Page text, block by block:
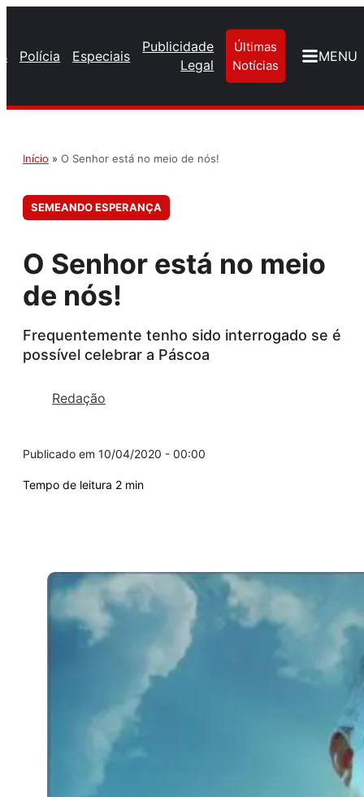
Polícia Especiais
Publicidade
Legal
Últimas
Notícias
MENU
Início » O Senhor está no meio de nós!
SEMEANDO ESPERANÇA
O Senhor está no meio
de nós!
Frequentemente tenho sido interrogado se é
possível celebrar a Páscoa
Redação
10/04/2020 - 00:00